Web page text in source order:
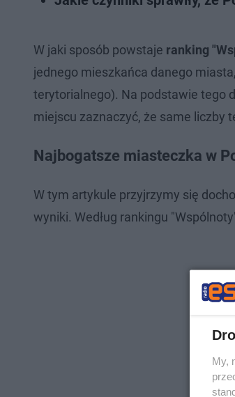
W jaki sposób powstaje ranking
jednego mieszkańca danego
terytorialnego). Na podstawie tego
miejscu zaznaczyć, że same liczby
Najbogatsze miasteczka w
W tym artykule przyjrzymy się
wyniki. Według rankingu
My,